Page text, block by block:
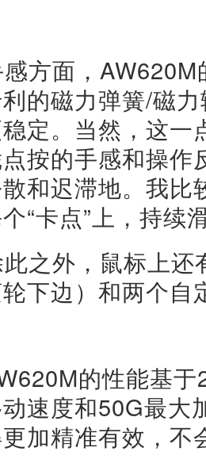
方面，
的磁力弹簧/磁
定。当然，这一
按的手感和操
和迟滞地。我比
“卡点”上，持续
之外，鼠标上
轮下边）和两个
的性能基
速度和50G最大
加精准有效，不